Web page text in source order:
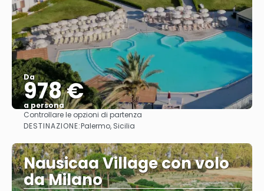
Da
978 €
a persona
Vedere
Controllare le opzioni di partenza
DESTINAZIONE:Palermo, Sicilia
Nausicaa Village con volo
da Milano